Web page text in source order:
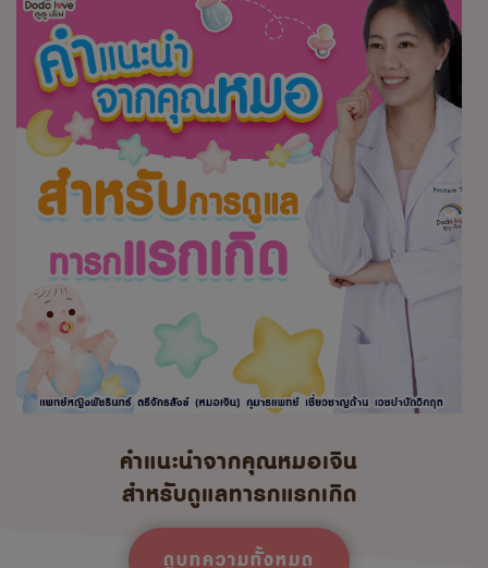
คำแนะนำจากคุณหมอเจิน
สำหรับดูแลทารกแรกเกิด
ดูบทความทั้งหมด